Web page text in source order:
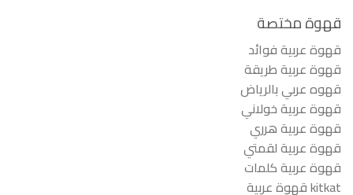
قهوة مختصة
قهوة عربية فوائد
قهوة عربية طريقة
قهوه عربي بالرياض
قهوة عربية خولاني
قهوة عربية هرري
قهوة عربية لقمتي
قهوة عربية كلمات
kitkat قهوة عربية